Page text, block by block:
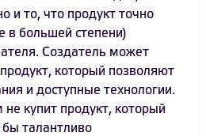
и то, что продукт точно
в большей степени)
Создатель может
который позволяют
и доступные технологии.
купит продукт, который
бы талантливо